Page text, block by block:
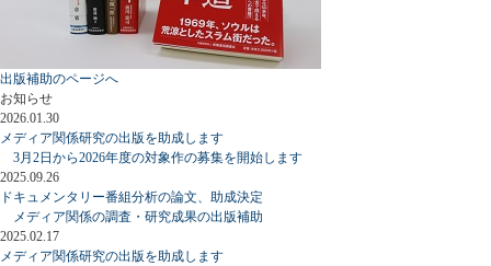
出版補助のページへ
お知らせ
2026.01.30
メディア関係研究の出版を助成します
3月2日から2026年度の対象作の募集を開始します
2025.09.26
ドキュメンタリー番組分析の論文、助成決定
メディア関係の調査・研究成果の出版補助
2025.02.17
メディア関係研究の出版を助成します